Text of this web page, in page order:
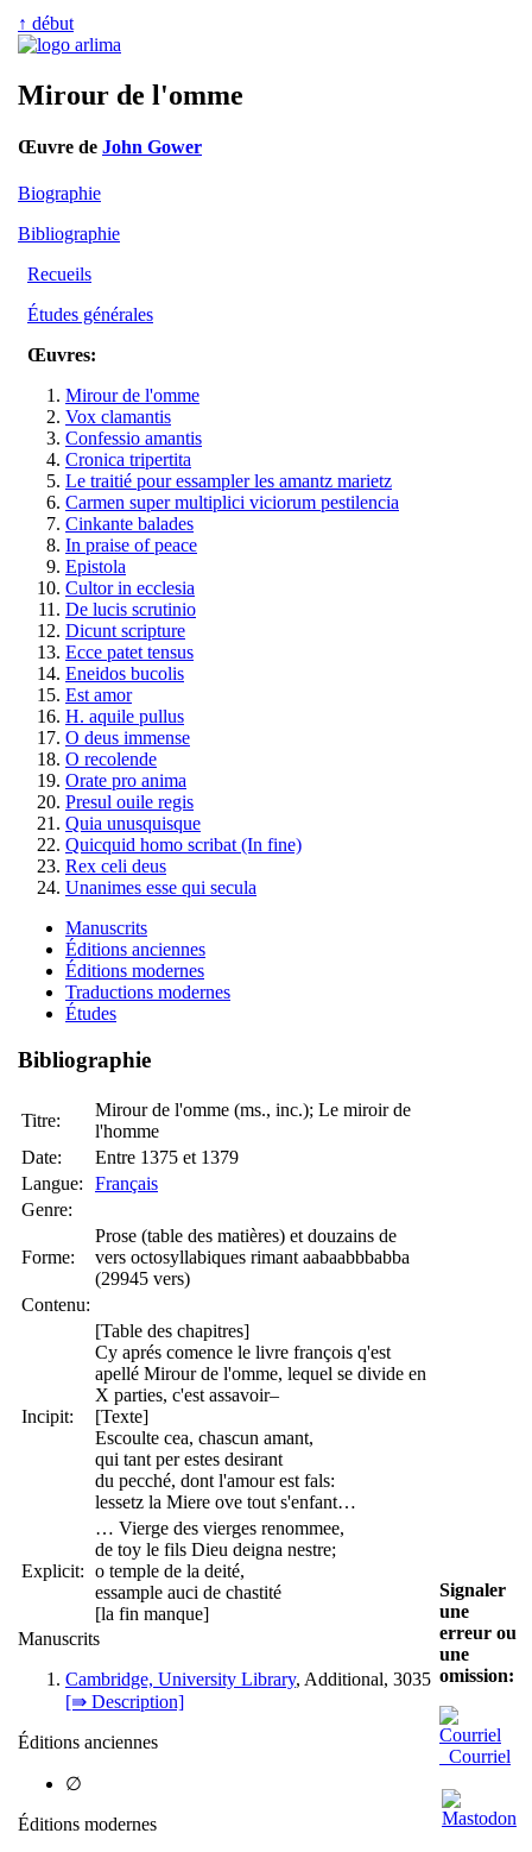
↑ début
Mirour de l'omme
Œuvre de John Gower
Biographie
Bibliographie
Recueils
Études générales
Œuvres:
Mirour de l'omme
Vox clamantis
Confessio amantis
Cronica tripertita
Le traitié pour essampler les amantz marietz
Carmen super multiplici viciorum pestilencia
Cinkante balades
In praise of peace
Epistola
Cultor in ecclesia
De lucis scrutinio
Dicunt scripture
Ecce patet tensus
Eneidos bucolis
Est amor
H. aquile pullus
O deus immense
O recolende
Orate pro anima
Presul ouile regis
Quia unusquisque
Quicquid homo scribat (In fine)
Rex celi deus
Unanimes esse qui secula
Manuscrits
Éditions anciennes
Éditions modernes
Traductions modernes
Études
Bibliographie
Titre:
Mirour de l'omme (ms., inc.); Le miroir de
l'homme
Date:
Entre 1375 et 1379
Langue:
Français
Genre:
Forme:
Prose (table des matières) et douzains de
vers octosyllabiques rimant aabaabbbabba
(29945 vers)
Contenu:
Incipit:
[Table des chapitres]
Cy aprés comence le livre françois q'est
apellé Mirour de l'omme, lequel se divide en
X parties, c'est assavoir–
[Texte]
Escoulte cea, chascun amant,
qui tant per estes desirant
du pecché, dont l'amour est fals:
lessetz la Miere ove tout s'enfant…
Explicit:
… Vierge des vierges renommee,
de toy le fils Dieu deigna nestre;
o temple de la deité,
essample auci de chastité
[la fin manque]
Manuscrits
Cambridge, University Library, Additional, 3035
[⇛ Description]
Éditions anciennes
∅
Éditions modernes
Signaler
une
erreur ou
une
omission:
Courriel